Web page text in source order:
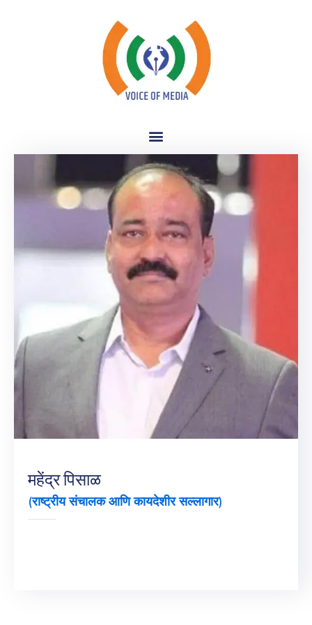
महेंद्र पिसाळ
(राष्ट्रीय संचालक आणि कायदेशीर सल्लागार)